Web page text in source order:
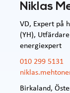
Niklas
VD, Expert på
(YH),
energiexpert
010 299 5131
Birkaland,